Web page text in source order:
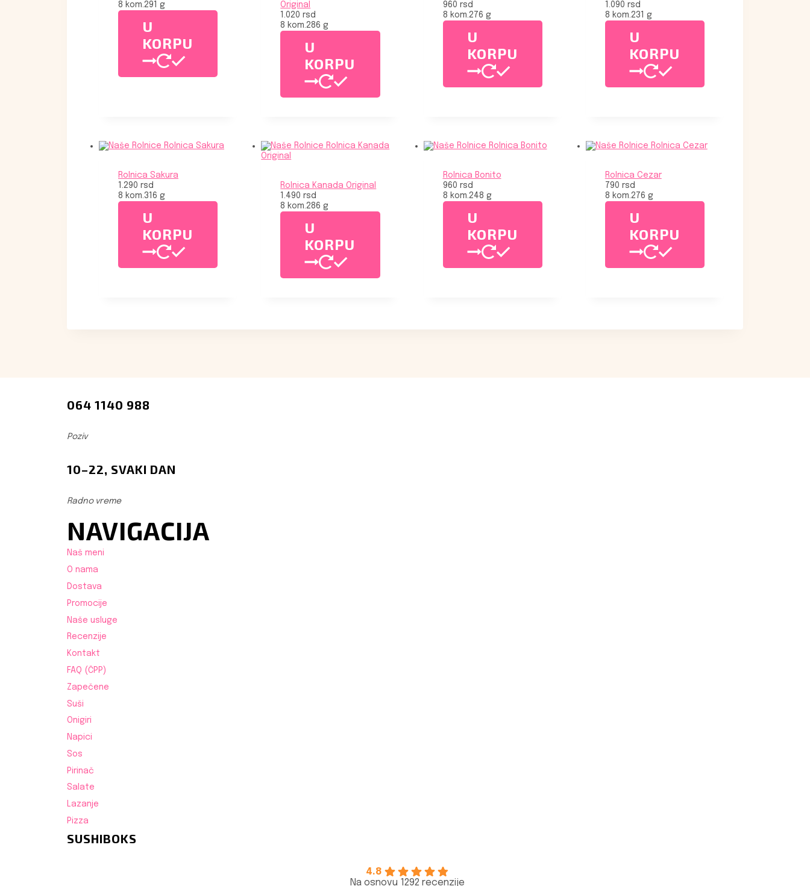
8 kom.291 g
U
KORPU
Original
1.020rsd
8 kom.286 g
U
KORPU
960 rsd
8 kom.276 g
U
KORPU
1.090 rsd
8 kom.231 g
U
KORPU
Rolnica Sakura
1.290 rsd
8 kom.316 g
U
KORPU
Rolnica Kanada Original
1.490rsd
8 kom.286 g
U
KORPU
Rolnica Bonito
960 rsd
8 kom.248 g
U
KORPU
Rolnica Cezar
790 rsd
8 kom.276 g
U
KORPU
064 1140 988
Poziv
10–22, SVAKI DAN
Radno vreme
NAVIGACIJA
Naš meni
O nama
Dostava
Promocije
Naše usluge
Recenzije
Kontakt
FAQ (ČPP)
Zapečene
Suši
Onigiri
Napici
Sos
Pirinač
Salate
Lazanje
Pizza
SUSHIBOKS
4.8
Na osnovu 1292 recenzije